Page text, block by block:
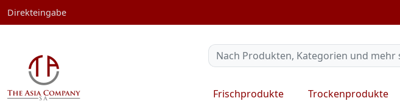
Direkteingabe
Frischprodukte Trockenprodukte